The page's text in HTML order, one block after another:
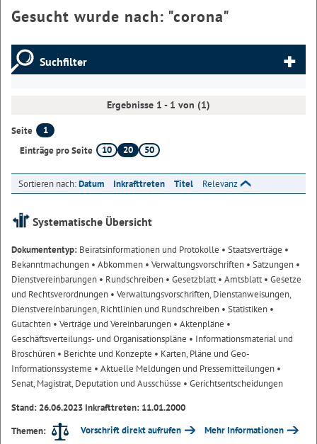
Gesucht wurde nach: "corona"
Suchfilter
Ergebnisse 1 - 1 von (1)
Seite
1
Einträge pro Seite
10 20 50
Sortieren nach:Datum Inkrafttreten Titel Relevanz
Systematische Übersicht
Dokumententyp: Beiratsinformationen und Protokolle • Staatsverträge •
Bekanntmachungen • Abkommen • Verwaltungsvorschriften • Satzungen •
Dienstvereinbarungen • Rundschreiben • Gesetzblatt• Amtsblatt• Gesetze
und Rechtsverordnungen • Verwaltungsvorschriften, Dienstanweisungen,
Dienstvereinbarungen, Richtlinien und Rundschreiben • Statistiken •
Gutachten • Verträge und Vereinbarungen • Aktenpläne •
Geschäftsverteilungs- und Organisationspläne • Informationsmaterial und
Broschüren • Berichte und Konzepte • Karten, Pläne und Geo-
Informationssysteme • Aktuelle Meldungen und Pressemitteilungen •
Senat, Magistrat, Deputation und Ausschüsse • Gerichtsentscheidungen
Stand: 26.06.2023 Inkrafttreten: 11.01.2000
Themen:
Vorschrift direkt aufrufen Mehr Informationen